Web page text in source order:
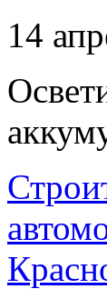
14